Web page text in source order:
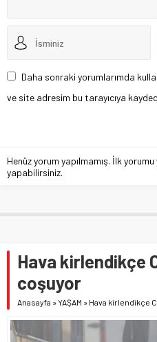
Daha sonraki yorumlarımda
ve site adresim bu tarayıcıya
Henüz yorum yapılmamış. İlk
yapabilirsiniz.
Hava kirlendikçe
coşuyor
Anasayfa »YAŞAM » Hava kirlendikçe